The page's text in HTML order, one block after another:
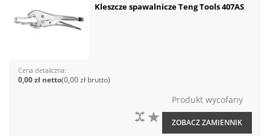
Kleszcze spawalnicze Teng Tools 407AS
Cena detaliczna
0,00 zł
0,00 zł
DO PORÓWNANIA
Produkt wycofany
ZOBACZ ZAMIENNIK